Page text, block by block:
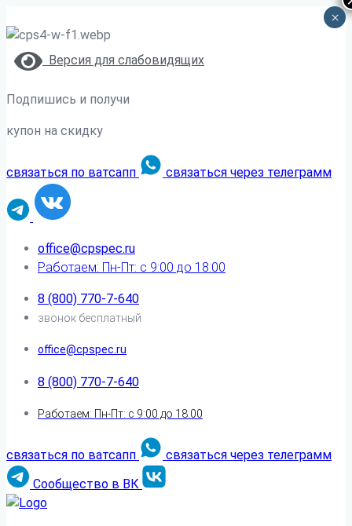
Версия для слабовидящих
Подпишись и получи
купон на скидку
связаться по ватсапп связаться через телеграмм
office@cpspec.ru
Работаем: Пн-Пт: с 9:00 до 18:00
8 (800) 770-7-640
звонок бесплатный
office@cpspec.ru
8 (800) 770-7-640
Работаем: Пн-Пт: с 9:00 до 18:00
связаться по ватсапп
связаться через телеграмм
Сообщество в ВК
×